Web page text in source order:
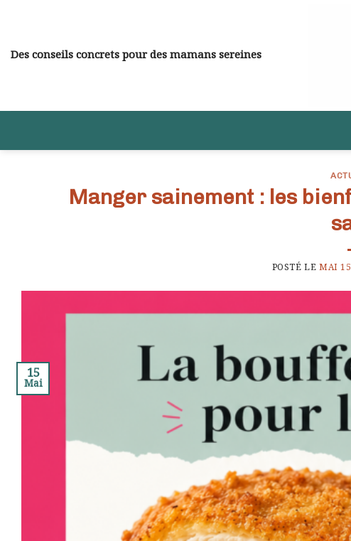
content
Des conseils concrets pour des mamans sereines
Manger sainement : les
POSTÉ LEMAI
15
Mai